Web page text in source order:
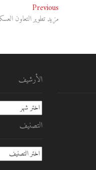
Previous
Previous
post:
مزيد تطوير التعاون
الأرشيف
الأرشيف
التصنيف
التصنيف